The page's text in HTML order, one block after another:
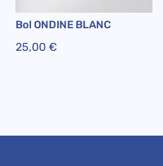
Bol ONDINE BLANC
25,00€